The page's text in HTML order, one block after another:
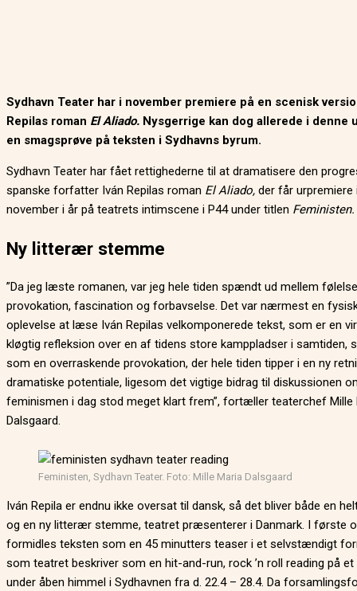
Sydhavn Teater har i november premiere på en scenisk
Repilas roman El Aliado. Nysgerrige kan dog allerede i denne
en smagsprøve på teksten i Sydhavns byrum.
Sydhavn Teater har fået rettighederne til at dramatisere den
spanske forfatter Iván Repilas roman El Aliado, der får urpremiere
november i år på teatrets intimscene i P44 under titlen Feministen.
Ny litterær stemme
”Da jeg læste romanen, var jeg hele tiden spændt ud mellem
provokation, fascination og forbavselse. Det var nærmest en
oplevelse at læse Iván Repilas velkomponerede tekst, som er en
kløgtig refleksion over en af tidens store kamppladser i samtiden,
som en overraskende provokation, der hele tiden tipper i en ny
dramatiske potentiale, ligesom det vigtige bidrag til diskussionen
feminismen i dag stod meget klart frem”, fortæller teaterchef Mille
Dalsgaard.
Feministen, Sydhavn Teater. Foto: Mille Maria Dalsgaard
Iván Repila er endnu ikke oversat til dansk, så det bliver både en
og en ny litterær stemme, teatret præsenterer i Danmark. I første
formidles teksten som en 45 minutters teaser i et selvstændigt
som teatret beskriver som en hit-and-run, rock ’n roll reading på et
under åben himmel i Sydhavnen fra d. 22.4 – 28.4. Da